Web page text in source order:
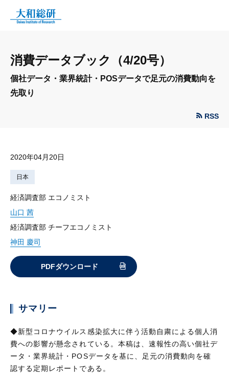
消費データブック（4/20号）
個社データ・業界統計・POSデータで足元の消費動向を
先取り
RSS
2020年04月20日
日本
経済調査部 エコノミスト
山口 茜
経済調査部 チーフエコノミスト
神田 慶司
PDFダウンロード
サマリー
◆新型コロナウイルス感染拡大に伴う活動自粛による個人消
費への影響が懸念されている。本稿は、速報性の高い個社デ
ータ・業界統計・POSデータを基に、足元の消費動向を確
認する定期レポートである。